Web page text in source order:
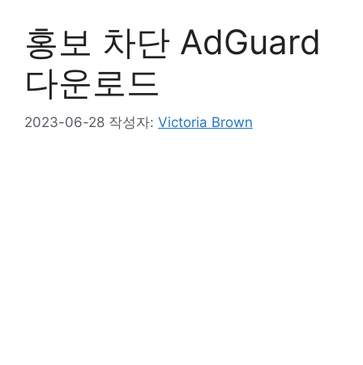
홍보 차단 AdGuard
다운로드
2023-06-28 작성자: Victoria Brown